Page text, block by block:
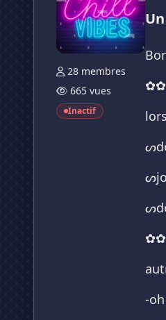
28 membres
665 vues
Inactif
-